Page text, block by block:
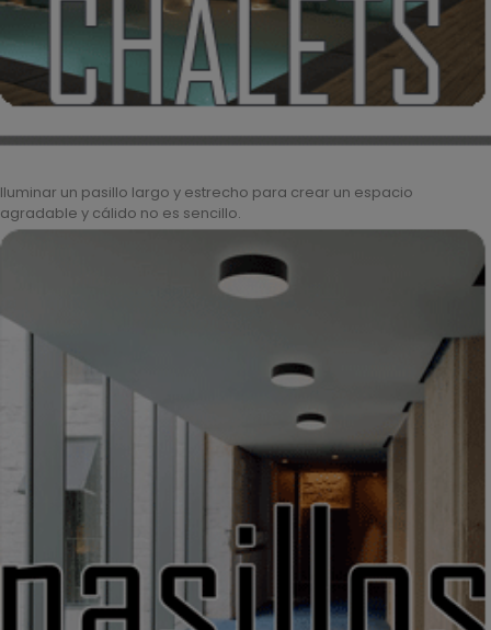
Iluminar un pasillo largo y estrecho para crear un espacio
agradable y cálido no es sencillo.